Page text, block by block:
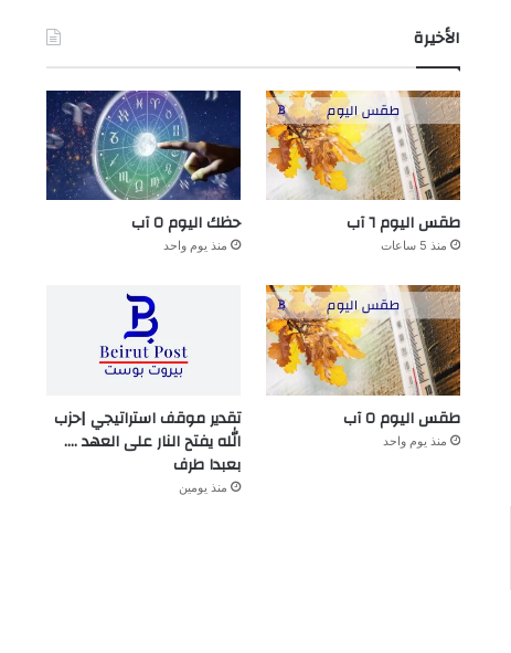
الأخيرة
طقس اليوم ٦ آب
منذ 5 ساعات
حظك اليوم ٥ آب
منذ يوم واحد
طقس اليوم ٥ آب
منذ يوم واحد
تقدير موقف استراتيجي |حزب
الله يفتح النار على العهد ….
بعبدا طرف
منذ يومين